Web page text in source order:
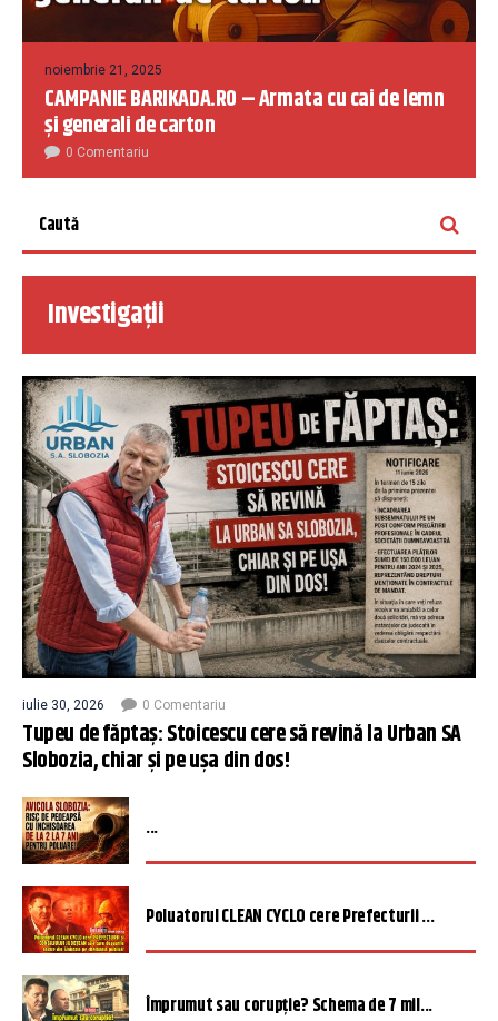
noiembrie 21, 2025
CAMPANIE BARIKADA.RO – Armata cu cai de lemn
și generali de carton
0 Comentariu
Investigații
iulie 30, 2026 0 Comentariu
Tupeu de făptaș: Stoicescu cere să revină la Urban SA
Slobozia, chiar și pe ușa din dos!
...
Poluatorul CLEAN CYCLO cere Prefecturii ...
Împrumut sau corupție? Schema de 7 mil...